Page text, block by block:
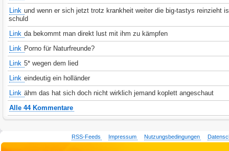
Link und wenn er sich jetzt trotz krankheit weiter die big-tastys reinzieht
schuld
Link da bekommt man direkt lust mit ihm zu kämpfen
Link Porno für Naturfreunde?
Link 5* wegen dem lied
Link eindeutig ein holländer
Link ähm das hat sich doch nicht wirklich jemand koplett angeschaut
Alle 44 Kommentare
RSS-Feeds Impressum Nutzungsbedingungen